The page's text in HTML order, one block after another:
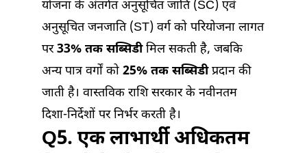
योजना के अंतर्गत अनुसूचित जाति (SC) एवं
अनुसूचित जनजाति (ST) वर्ग को परियोजना लागत
पर33% तक सब्सिडीमिल सकती है, जबकि
अन्य पात्र वर्गों को 25% तक सब्सिडीप्रदान की
जाती है। वास्तविक राशि सरकार के नवीनतम
दिशा-निर्देशों पर निर्भर करती है।
Q5. एक लाभार्थी अधिकतम